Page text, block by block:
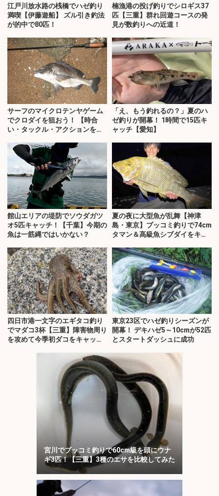
江戸川放水路の桟橋でハゼ釣り
満喫【伊藤遊船】 ズル引き釣法
が的中で80匹！
楠漁港の投げ釣りでシロギス37
匹【三重】群れ回遊コースの発
見が数釣りへの近道！
サーフのマイクロテンヤゲーム
でクロダイを狙おう！ 【時合
い・タックル・アクションを解
「え、もう釣れるの？」夏のハ
ゼ釣りが開幕！ 1時間で15匹キ
ャッチ【愛知】
館山エリアの堤防でソウダガツ
オ5匹キャッチ！【千葉】今期の
魚は一筋縄ではいかない？
夏の夜に大型魚が乱舞【神津
島・東京】ブッコミ釣りで74cm
タマン＆高級魚シブダイをキャ
四日市港一文字のエギタコ釣り
でマダコ3杯【三重】障害物周り
を攻めて今季初ダコをキャッ
東京23区でハゼ釣りシーズンが
開幕！ デキハゼ5～10cmが52匹
とスタートダッシュに成功
宮川でブッコミ釣りで60cm級を頭にウナ
ギ3匹！【三重】3種のエサを比較してみた